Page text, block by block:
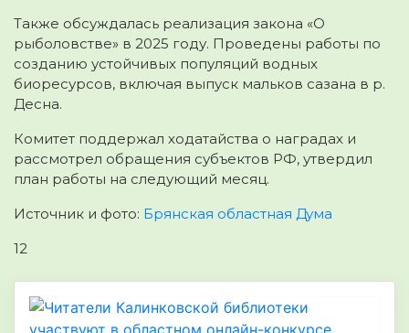
Также обсуждалась реализация закона «О
рыболовстве» в 2025 году. Проведены работы по
созданию устойчивых популяций водных
биоресурсов, включая выпуск мальков сазана в р.
Десна.
Комитет поддержал ходатайства о наградах и
рассмотрел обращения субъектов РФ, утвердил
план работы на следующий месяц.
Источник и фото: Брянская областная Дума
12